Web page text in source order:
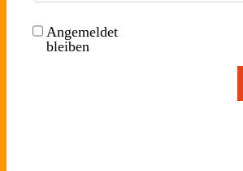
Angemeldet
bleiben